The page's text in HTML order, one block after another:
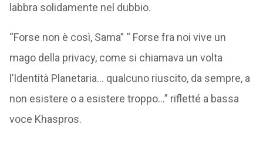
labbra solidamente nel dubbio.
“Forse non è così, Sama” “ Forse fra noi vive un
mago della privacy, come si chiamava un volta
l’Identità Planetaria… qualcuno riuscito, da sempre, a
non esistere o a esistere troppo…” rifletté a bassa
voce Khaspros.